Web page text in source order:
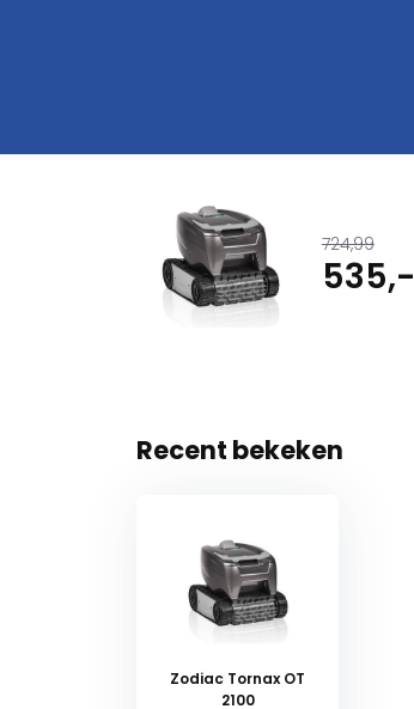
724,99
535,-
Recent bekeken
Zodiac Tornax OT
2100